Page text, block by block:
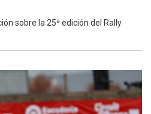
sobre la 25ª edición del Rally